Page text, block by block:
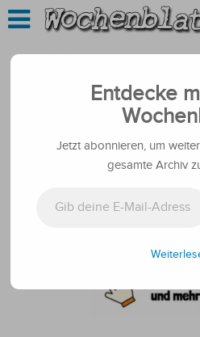
Entdecke
Jetzt abonnieren, um
gesamte Archiv